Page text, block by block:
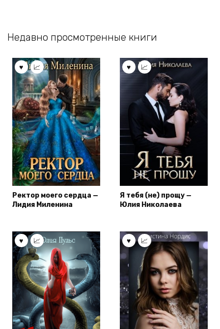
Недавно просмотренные книги
Ректор моего сердца —
Лидия Миленина
Я тебя (не) прощу —
Юлия Николаева